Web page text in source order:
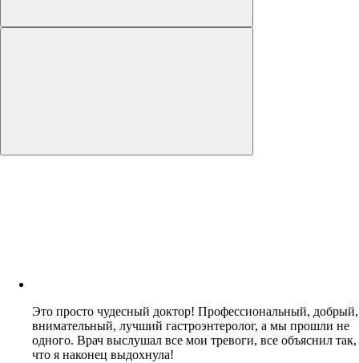
Это просто чудесный доктор! Профессиональный, добрый,
внимательный, лучший гастроэнтеролог, а мы прошли не
одного. Врач выслушал все мои тревоги, все объяснил так,
что я наконец выдохнула!